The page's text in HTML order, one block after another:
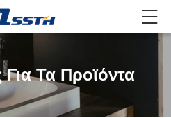
Για Τα Προϊόντα